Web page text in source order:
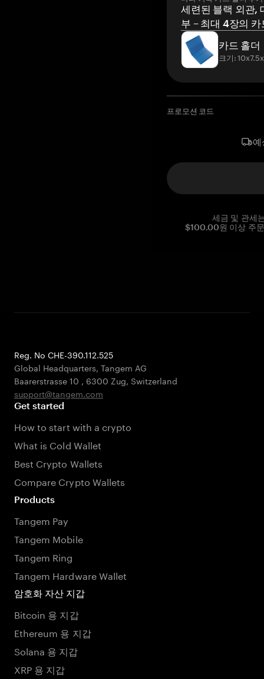
세련된 블랙 외관,
부 – 최대 4장의
카드 홀더
크기:
프로모션 코드
예
세금 및 관세
$100.00원 이상 주
Reg. No CHE-390.112.525
Global Headquarters, Tangem AG
Baarerstrasse 10 , 6300 Zug, Switzerland
support@tangem.com
Get started
How to start with a crypto
What is Cold Wallet
Best Crypto Wallets
Compare Crypto Wallets
Products
Tangem Pay
Tangem Mobile
Tangem Ring
Tangem Hardware Wallet
암호화 자산 지갑
Bitcoin 용 지갑
Ethereum 용 지갑
Solana 용 지갑
XRP 용 지갑